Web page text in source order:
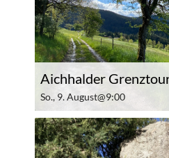
Aichhalder
So., 9. August@9:00